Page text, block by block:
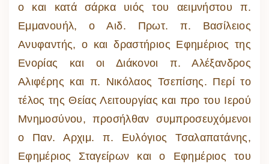
ο και κατά σάρκα υιός του αειμνήστου π.
Εμμανουήλ, ο Αιδ. Πρωτ. π. Βασίλειος
Ανυφαντής, ο και δραστήριος Εφημέριος της
Ενορίας και οι Διάκονοι π. Αλέξανδρος
Αλιφέρης και π. Νικόλαος Τσεπίσης. Περί το
τέλος της Θείας Λειτουργίας και προ του Ιερού
Μνημοσύνου, προσήλθαν συμπροσευχόμενοι
ο Παν. Αρχιμ. π. Ευλόγιος Τσαλαπατάνης,
Εφημέριος Σταγείρων και ο Εφημέριος του